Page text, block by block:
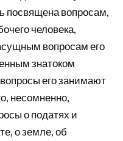
посвящена вопросам,
человека,
вопросам его
знатоком
его занимают
несомненно,
о податях и
о земле, об